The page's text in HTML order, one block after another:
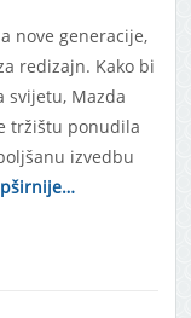
nove generacije,
redizajn. Kako bi
svijetu, Mazda
tržištu ponudila
izvedbu